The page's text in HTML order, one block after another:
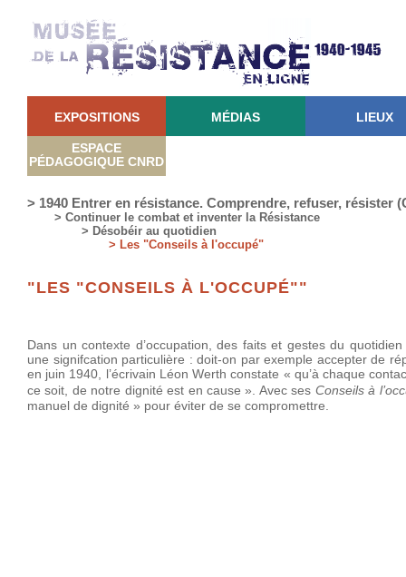
EXPOSITIONS MÉDIAS LIEUX
ESPACE
PÉDAGOGIQUE CNRD
> 1940 Entrer en résistance. Comprendre, refuser, résister
> Continuer le combat et inventer la Résistance
> Désobéir au quotidien
> Les "Conseils à l'occupé"
"LES "CONSEILS À L'OCCUPÉ""
Dans un contexte d’occupation, des faits et gestes du
une signifcation particulière : doit-on par exemple accepter de
en juin 1940, l’écrivain Léon Werth constate « qu’à chaque
ce soit, de notre dignité est en cause ». Avec ses Conseils à
manuel de dignité » pour éviter de se compromettre.